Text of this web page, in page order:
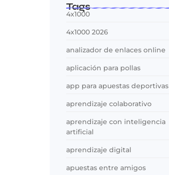
Tags
4x1000
4x1000 2026
analizador de enlaces online
aplicación para pollas
app para apuestas deportivas
aprendizaje colaborativo
aprendizaje con inteligencia
artificial
aprendizaje digital
apuestas entre amigos